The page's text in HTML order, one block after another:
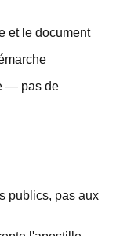
et le document
— pas de
publics, pas aux